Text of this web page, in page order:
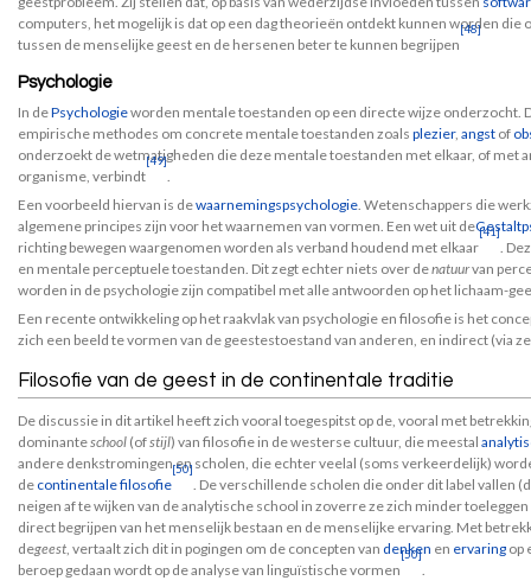
computers, het mogelijk is dat op een dag theorieën ontdekt kunnen worden
tussen de menselijke geest en de hersenen beter te kunnen begrijpen
[48]
Psychologie
In dePsychologieworden mentale toestanden op een directe wijze onderzocht.
empirische methodes om concrete mentale toestanden zoals plezier, angst of
onderzoekt de wetmatigheden die deze mentale toestanden met elkaar, of met
organisme, verbindt
[49]
.
Een voorbeeld hiervan is dewaarnemingspsychologie. Wetenschappers die
algemene principes zijn voor het waarnemen van vormen. Een wet uit de
richting bewegen waargenomen worden als verband houdend met elkaar
[41]
.
en mentale perceptuele toestanden. Dit zegt echter niets over denatuurvan
worden in de psychologie zijn compatibel met alle antwoorden op het lichaam-
Een recente ontwikkeling op het raakvlak van psychologie en filosofie is het
zich een beeld te vormen van de geestestoestand van anderen, en indirect (via
Filosofie van de geest in de continentale traditie
De discussie in dit artikel heeft zich vooral toegespitst op de, vooral met
dominanteschool (ofstijl) van filosofie in de westerse cultuur, die meestal
andere denkstromingen en scholen, die echter veelal (soms verkeerdelijk)
de continentale filosofie
[50]
. De verschillende scholen die onder dit label vallen
neigen af te wijken van de analytische school in zoverre ze zich minder
direct begrijpen van het menselijk bestaan en de menselijke ervaring. Met
degeest , vertaalt zich dit in pogingen om de concepten van denken en ervaring op
beroep gedaan wordt op de analyse van linguïstische vormen
[50]